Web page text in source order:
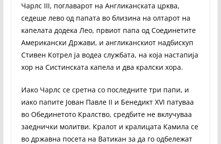
Чарлс III, поглаварот на Англиканската црква,
седеше лево од папата во близина на олтарот на
капелата додека Лео, првиот папа од Соединетите
Американски Држави, и англиканскиот надбискуп
Стивен Котрел ја водеа службата, на која настапија
хор на Систинската капела и два кралски хора.
Иако Чарлс се сретна со последните три папи, и
иако папите Јован Павле II и Бенедикт XVI патуваа
во Обединетото Кралство, средбите не вклучуваа
заеднички молитви. Кралот и кралицата Камила се
во државна посета на Ватикан за да го одбележат